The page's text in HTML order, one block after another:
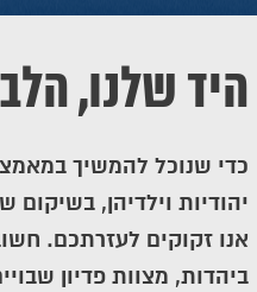
היד שלנו,
כדי שנוכל להמשיך
יהודיות וילדיהן,
אנו זקוקים לעזרתכם.
ביהדות, מצוות פדיון